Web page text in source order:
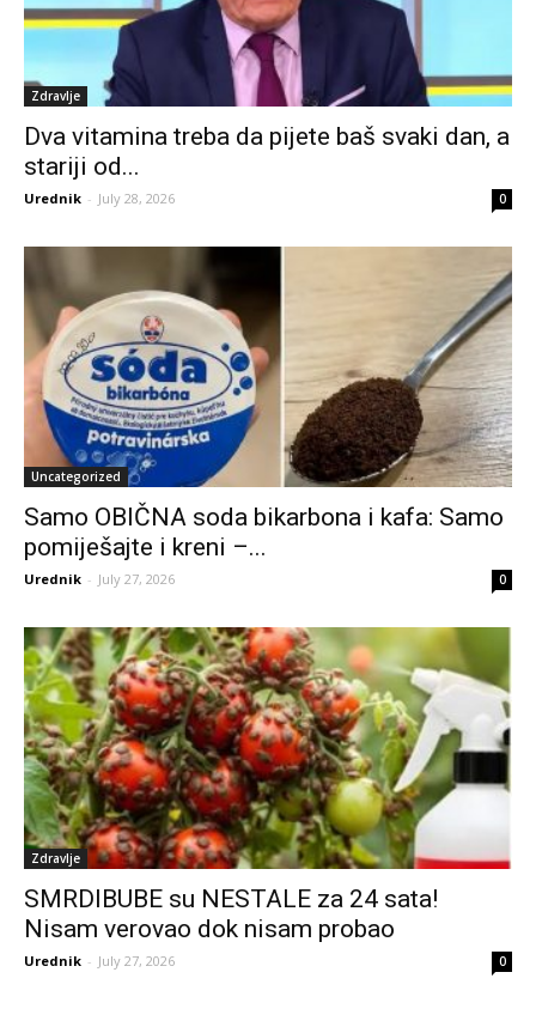
Zdravlje
Dva vitamina treba da pijete baš svaki dan, a
stariji od...
Urednik - July 28, 2026 0
Uncategorized
Samo OBIČNA soda bikarbona i kafa: Samo
pomiješajte i kreni –...
Urednik - July 27, 2026 0
Zdravlje
SMRDIBUBE su NESTALE za 24 sata!
Nisam verovao dok nisam probao
Urednik - July 27, 2026 0